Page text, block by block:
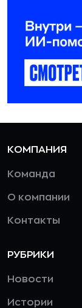
КОМПАНИЯ
Команда
О компании
Контакты
РУБРИКИ
Новости
Истории